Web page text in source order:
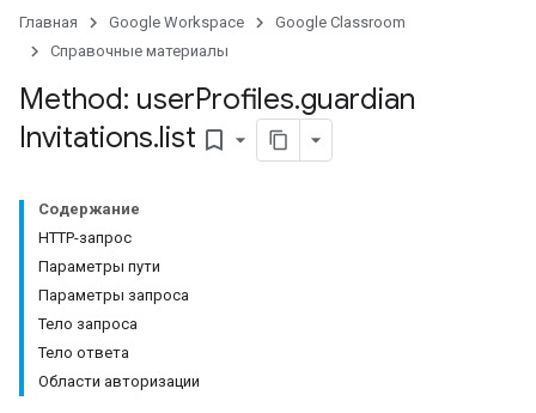
Главная Google Workspace
Google Classroom
Справочные материалы
Method: userProfiles.guardian
Invitations.list bookmark_border
Содержание
HTTP-запрос
Параметры пути
Параметры запроса
Тело запроса
Тело ответа
Области авторизации